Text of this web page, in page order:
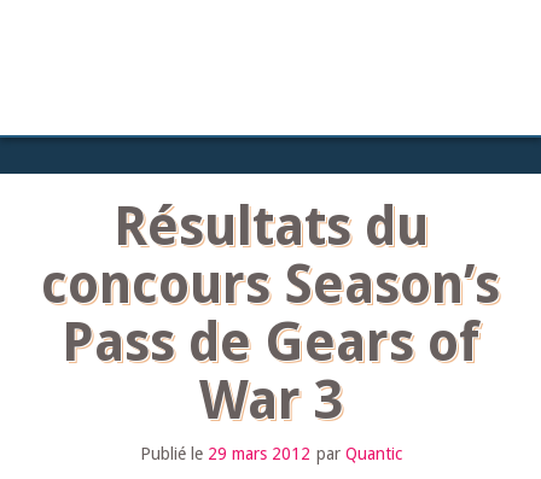
Résultats du
concours Season’s
Pass de Gears of
War 3
Publié le 29 mars 2012 par Quantic